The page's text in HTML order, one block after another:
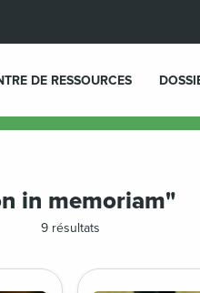
DE RESSOURCES
in memoriam"
9 résultats